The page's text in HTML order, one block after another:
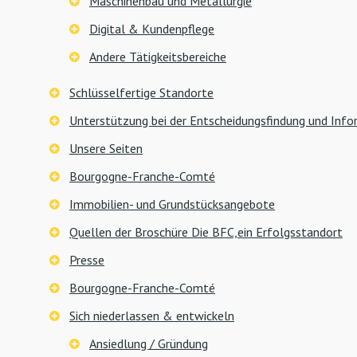
Digital & Kundenpflege
Andere Tätigkeitsbereiche
Schlüsselfertige Standorte
Unterstützung bei der Entscheidungsfindung und
Unsere Seiten
Bourgogne-Franche-Comté
Immobilien- und Grundstücksangebote
Quellen der Broschüre Die BFC,ein Erfolgsstandort
Presse
Bourgogne-Franche-Comté
Sich niederlassen & entwickeln
Ansiedlung / Gründung